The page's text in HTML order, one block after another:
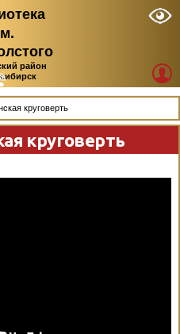
район
круговерть
круговерть